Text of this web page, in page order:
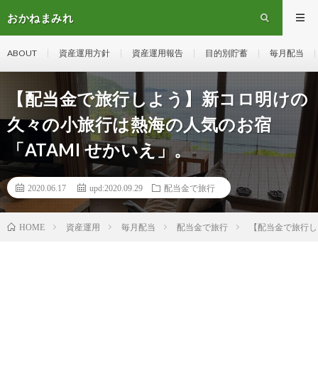
おかねまみれ
ABOUT 資産運用方針 資産運用報告 目的別貯蓄 毎月配当
【配当金で旅行しよう】新コロ明けの
久々の小旅行は熱海の人気のお宿
「ATAMI せかいえ」。
2020.06.17 upd:2020.09.29 配当金で旅行
HOME 資産運用 毎月配当 配当金で旅行 【配当金で旅行